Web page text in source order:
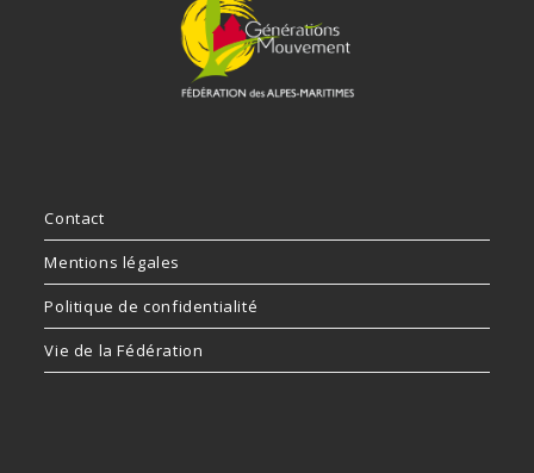
Contact
Mentions légales
Politique de confidentialité
Vie de la Fédération